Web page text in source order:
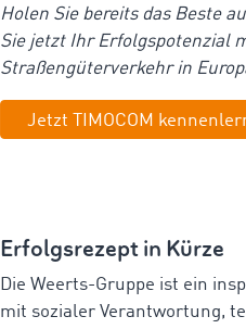
Holen Sie bereits das Beste
Sie jetzt Ihr Erfolgspotenzial
Straßengüterverkehr in
Jetzt TIMOCOM
Erfolgsrezept in Kürze
Die Weerts-Gruppe ist ein
mit sozialer Verantwortung,